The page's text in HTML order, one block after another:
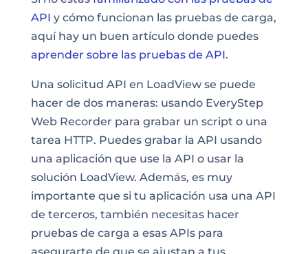
API y cómo funcionan las pruebas de carga,
aquí hay un buen artículo donde puedes
aprender sobre las pruebas de API.
Una solicitud API en LoadView se puede
hacer de dos maneras: usando EveryStep
Web Recorder para grabar un script o una
tarea HTTP. Puedes grabar la API usando
una aplicación que use la API o usar la
solución LoadView. Además, es muy
importante que si tu aplicación usa una API
de terceros, también necesitas hacer
pruebas de carga a esas APIs para